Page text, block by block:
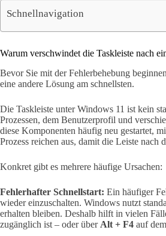
Schnellnavigation
Warum verschwindet die Taskleiste nach
Bevor Sie mit der Fehlerbehebung
eine andere Lösung am schnellsten.
Die Taskleiste unter Windows 11 ist kein
Prozessen, dem Benutzerprofil und
diese Komponenten häufig neu gestartet,
Prozess reichen aus, damit die Leiste nach
Konkret gibt es mehrere häufige Ursachen:
Fehlerhafter Schnellstart: Ein häufiger
wieder einzuschalten. Windows nutzt
erhalten bleiben. Deshalb hilft in vielen
zugänglich ist – oder über Alt + F4 auf